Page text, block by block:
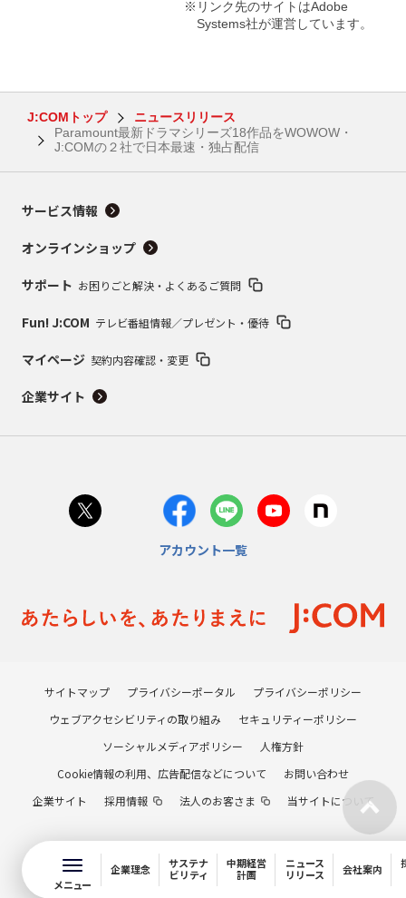
※リンク先のサイトはAdobe
Systems社が運営しています。
J:COMトップ
ニュースリリース
Paramount最新ドラマシリーズ18作品をWOWOW・
J:COMの２社で日本最速・独占配信
メニュー
企業理念
サステナ
ビリティ
中期経営
計画
ニュース
リリース
会社案内
サービス情報
オンラインショップ
サポート お困りごと解決・よくあるご質問
Fun! J:COM テレビ番組情報／プレゼント・優待
マイページ 契約内容確認・変更
企業サイト
アカウント一覧
サイトマップ プライバシーポータル
プライバシーポリシー
ウェブアクセシビリティの取り組み
セキュリティーポリシー
ソーシャルメディアポリシー
人権方針
Cookie情報の利用、広告配信などについて
お問い合わせ
企業サイト
採用情報 法人のお客さま 当サイトについて